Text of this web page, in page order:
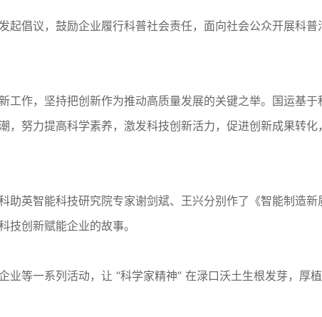
倡议，鼓励企业履行科普社会责任，面向社会公众开展科
作，坚持把创新作为推动高质量发展的关键之举。国运基
努力提高科学素养，激发科技创新活力，促进创新成果转
英智能科技研究院专家谢剑斌、王兴分别作了《智能制造新
创新赋能企业的故事。
等一系列活动，让 “科学家精神” 在渌口沃土生根发芽，厚